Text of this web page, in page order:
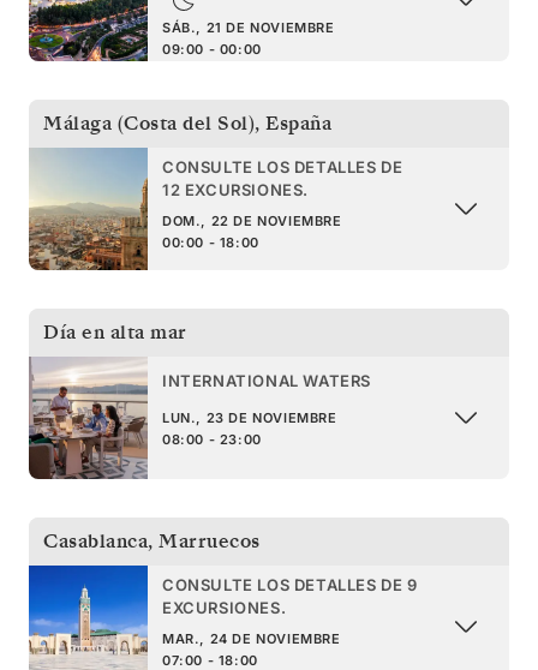
SÁB., 21 DE NOVIEMBRE
09:00 - 00:00
Málaga (Costa del Sol), España
CONSULTE LOS DETALLES DE
12 EXCURSIONES.
DOM., 22 DE NOVIEMBRE
00:00 - 18:00
Día en alta mar
INTERNATIONAL WATERS
LUN., 23 DE NOVIEMBRE
08:00 - 23:00
Casablanca, Marruecos
CONSULTE LOS DETALLES DE 9
EXCURSIONES.
MAR., 24 DE NOVIEMBRE
07:00 - 18:00